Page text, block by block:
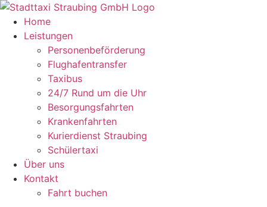
Zum
Inhalt
springen
Home
Leistungen
Personenbeförderung
Flughafentransfer
Taxibus
24/7 Rund um die Uhr
Besorgungsfahrten
Krankenfahrten
Kurierdienst Straubing
Schülertaxi
Über uns
Kontakt
Fahrt buchen